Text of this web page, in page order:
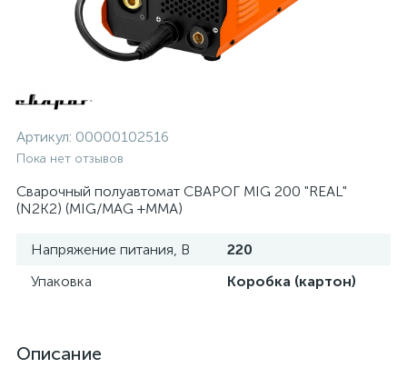
Артикул: 00000102516
Пока нет отзывов
Сварочный полуавтомат СВАРОГ MIG 200 "REAL"
(N2K2) (MIG/MAG +MMA)
Напряжение питания, В
220
Упаковка
Коробка (картон)
Описание